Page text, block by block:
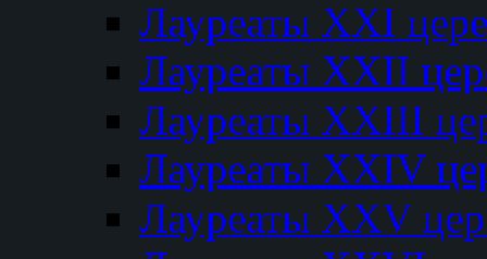
Лауреаты XXI
Лауреаты XXII
Лауреаты XXIII
Лауреаты XXIV
Лауреаты XXV